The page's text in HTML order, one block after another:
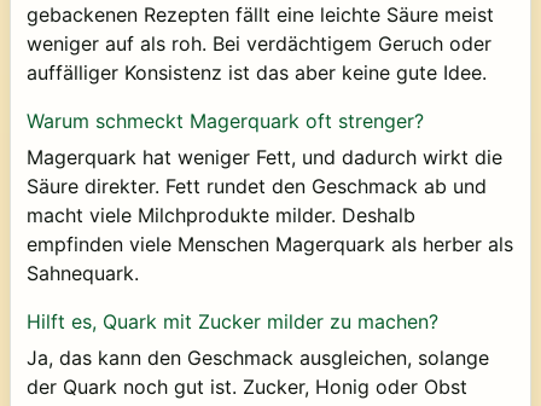
gebackenen Rezepten fällt eine leichte Säure meist
weniger auf als roh. Bei verdächtigem Geruch oder
auffälliger Konsistenz ist das aber keine gute Idee.
Warum schmeckt Magerquark oft strenger?
Magerquark hat weniger Fett, und dadurch wirkt die
Säure direkter. Fett rundet den Geschmack ab und
macht viele Milchprodukte milder. Deshalb
empfinden viele Menschen Magerquark als herber als
Sahnequark.
Hilft es, Quark mit Zucker milder zu machen?
Ja, das kann den Geschmack ausgleichen, solange
der Quark noch gut ist. Zucker, Honig oder Obst